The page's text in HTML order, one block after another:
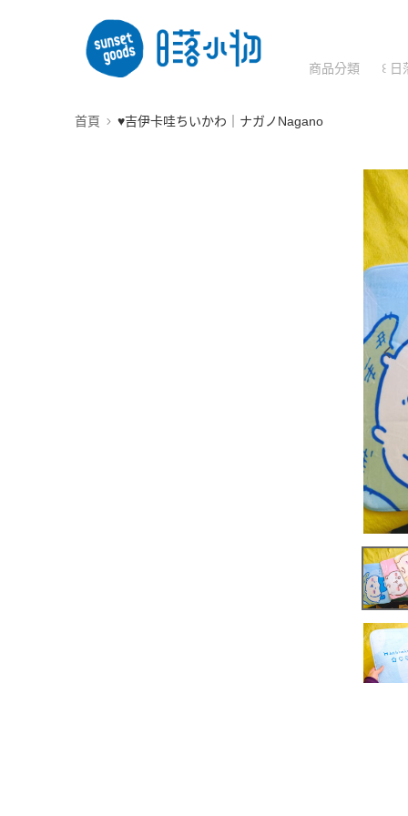
商品分類 ꒰
首頁 ♥︎吉伊卡哇ちいかわ｜ナガノNagano